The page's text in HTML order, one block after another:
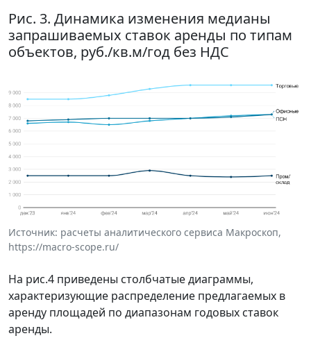
Рис. 3. Динамика изменения медианы
запрашиваемых ставок аренды по типам
объектов, руб./кв.м/год без НДС
Источник: расчеты аналитического сервиса Макроскоп,
https://macro-scope.ru/
На рис.4 приведены столбчатые диаграммы,
характеризующие распределение предлагаемых в
аренду площадей по диапазонам годовых ставок
аренды.